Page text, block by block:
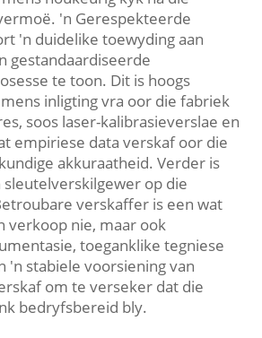
'n Gerespekteerde
'n duidelike toewyding aan
gestandaardiseerde
te toon. Dit is hoogs
inligting vra oor die fabriek
soos laser-kalibrasieverslae en
empiriese data verskaf oor die
akkuraatheid. Verder is
op die
verskaffer is een wat
verkoop nie, maar ook
toeganklike tegniese
'n stabiele voorsiening van
om te verseker dat die
bedryfsbereid bly.